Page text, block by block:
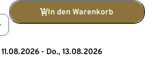
In den Warenkorb
11.08.2026 - Do., 13.08.2026